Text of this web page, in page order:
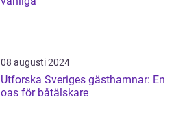
08 augusti 2024
Utforska Sveriges gästhamnar: En
oas för båtälskare